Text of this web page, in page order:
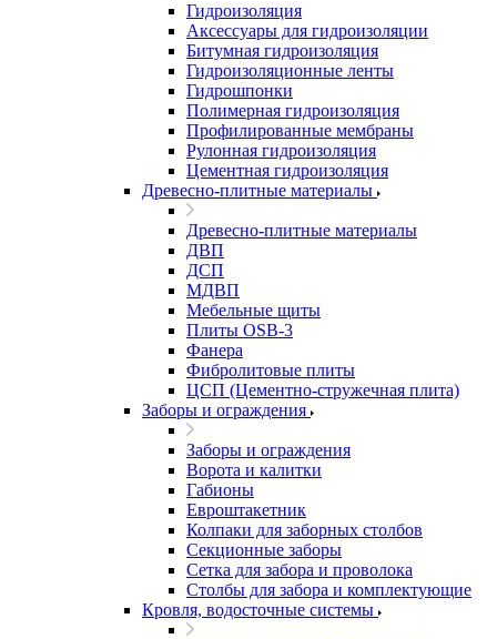
Гидроизоляция
Аксессуары для гидроизоляции
Битумная гидроизоляция
Гидроизоляционные ленты
Гидрошпонки
Полимерная гидроизоляция
Профилированные мембраны
Рулонная гидроизоляция
Цементная гидроизоляция
Древесно-плитные материалы
Древесно-плитные материалы
ДВП
ДСП
МДВП
Мебельные щиты
Плиты OSB-3
Фанера
Фибролитовые плиты
ЦСП (Цементно-стружечная плита)
Заборы и ограждения
Заборы и ограждения
Ворота и калитки
Габионы
Евроштакетник
Колпаки для заборных столбов
Секционные заборы
Сетка для забора и проволока
Столбы для забора и комплектующие
Кровля, водосточные системы